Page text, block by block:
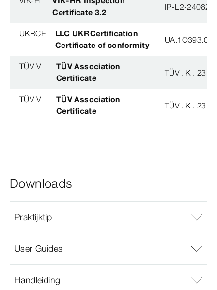
Certificate 3.2
IP-L2-
UKRCE
LLC UKRCertification
Certificate of conformity
TÜV V
TÜV Association
Certificate
TÜV . K . 23 -
TÜV V
TÜV Association
Certificate
TÜV . K . 23 -
Downloads
Praktijktip
User Guides
Handleiding